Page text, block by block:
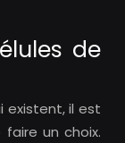
de
existent, il est
un choix.